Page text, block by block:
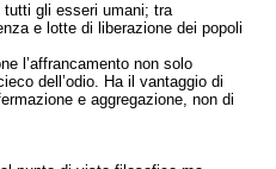
tutti gli esseri umani;tra
e lotte di liberazione dei popoli
l’affrancamento non solo
dell’odio. Ha il vantaggio di
e aggregazione, non di